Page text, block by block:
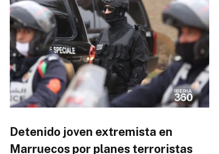
Detenido joven extremista en
Marruecos por planes terroristas